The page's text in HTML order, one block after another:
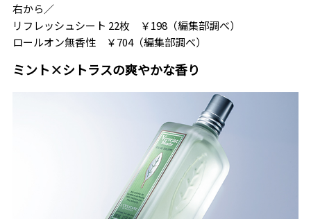
右から／
リフレッシュシート 22枚 ￥198（編集部調べ）
ロールオン無香性 ￥704（編集部調べ）
ミント×シトラスの爽やかな香り